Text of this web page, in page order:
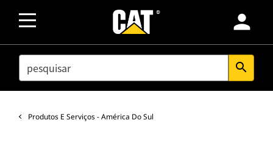
person
SEARCH search
Produtos E Serviços - América Do Sul